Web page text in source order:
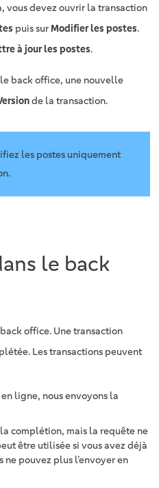
vous devez ouvrir la transaction
puis surModifier les postes.
à jour les postes.
back office, une nouvelle
de la transaction.
les postes uniquement
le back
office. Une transaction
Les transactions peuvent
ligne, nous envoyons la
complétion, mais la requête ne
être utilisée si vous avez déjà
pouvez plus l’envoyer en